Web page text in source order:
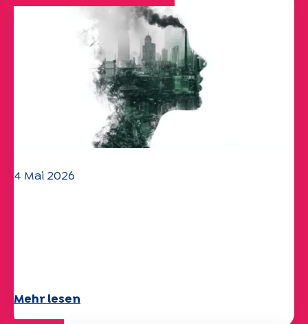
4 Mai 2026
Mehr lesen